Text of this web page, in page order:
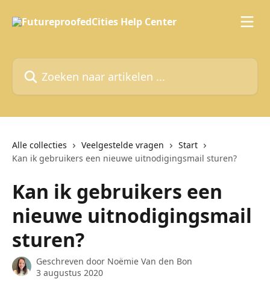
Zoeken naar artikelen ...
Alle collecties Veelgestelde vragen
Start
Kan ik gebruikers een nieuwe uitnodigingsmail sturen?
Kan ik gebruikers een
nieuwe uitnodigingsmail
sturen?
Geschreven door Noëmie Van den Bon
3 augustus 2020